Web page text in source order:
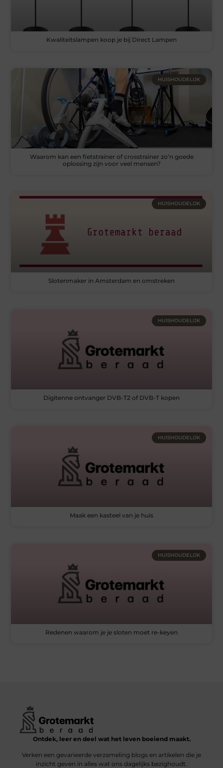
Kwaliteitslampen koop je bij Direct Lampen
HUISHOUDELIJK
Waarom kan een fietstrainer of crosstrainer zo’n goede
oplossing zijn voor veel mensen?
HUISHOUDELIJK
Slotenmaker in Amsterdam en omstreken
HUISHOUDELIJK
Digitenne ontvanger DVB-T2 of DVB-T kopen
HUISHOUDELIJK
Maak een kasteel van je huis
HUISHOUDELIJK
Redenen waarom je je sloten moet re-keyen
Ontdek, leer en deel wat het leven boeiend maakt.
Verken een gevarieerde verzameling blogs en artikelen die je
inzicht geven in alles wat ons dagelijks bezighoudt.